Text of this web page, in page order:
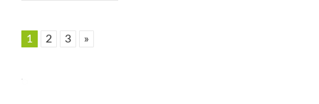
1 2 3 »